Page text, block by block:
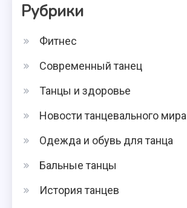
Рубрики
Фитнес
Современный танец
Танцы и здоровье
Новости танцевального мира
Одежда и обувь для танца
Бальные танцы
История танцев